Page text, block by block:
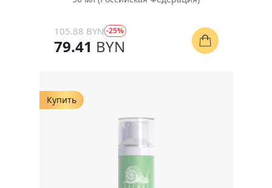
105.88 BYN -25%
79.41 BYN
Купить